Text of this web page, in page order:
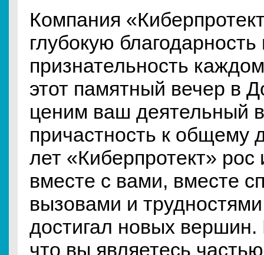
Компания
глубокую
признательность
этот памятный вечер в
ценим ваш деятельный
причастность к общему
лет «Киберпротект» рос
вместе с вами, вместе
вызовами и
достигал новых вершин.
что вы являетесь